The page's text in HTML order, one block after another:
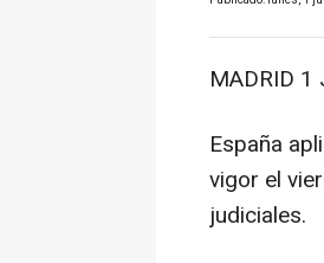
MADRID 1
España
vigor el
judiciales.